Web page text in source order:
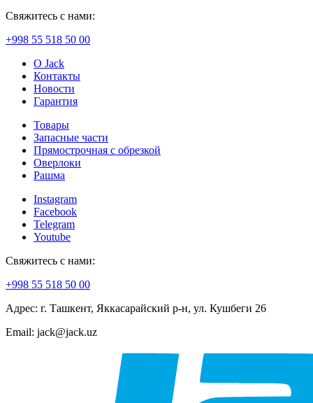
Свяжитесь с нами:
+998 55 518 50 00
О Jack
Контакты
Новости
Гарантия
Товары
Запасные части
Прямострочная с обрезкой
Оверлоки
Рашма
Instagram
Facebook
Telegram
Youtube
Свяжитесь с нами:
+998 55 518 50 00
Адрес: г. Ташкент, Яккасарайский р-н, ул. Кушбеги 26
Email: jack@jack.uz